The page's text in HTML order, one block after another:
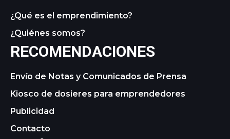
¿Qué es el emprendimiento?
¿Quiénes somos?
RECOMENDACIONES
Envío de Notas y Comunicados de Prensa
Kiosco de dosieres para emprendedores
Publicidad
Contacto